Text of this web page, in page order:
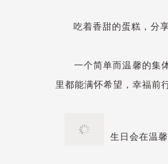
吃着香甜的蛋糕，分
一个简单而温馨的集体
里都能满怀希望，幸福前行
生日会在温